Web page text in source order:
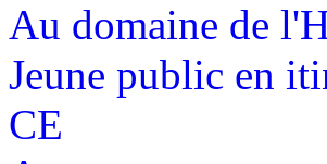
Au domaine de
Jeune public en
CE